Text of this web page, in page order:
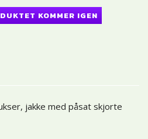
KOMMER IGEN
jakke med påsat skjorte